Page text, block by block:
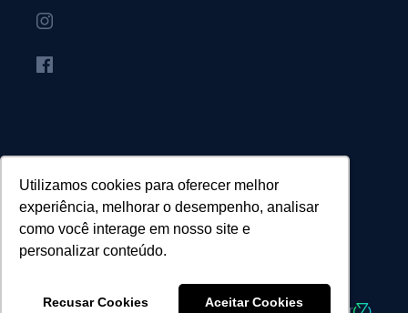
Utilizamos cookies para oferecer melhor
experiência, melhorar o desempenho, analisar
como você interage em nosso site e
personalizar conteúdo.
Recusar Cookies Aceitar CookiesDesenvolvido por